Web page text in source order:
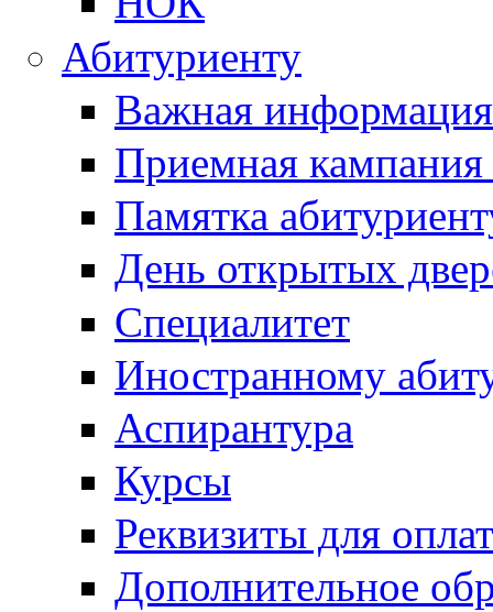
Абитуриенту
Важная информация
Приемная
Памятка
День открытых
Специалитет
Иностранному
Аспирантура
Курсы
Реквизиты для
Дополнительное